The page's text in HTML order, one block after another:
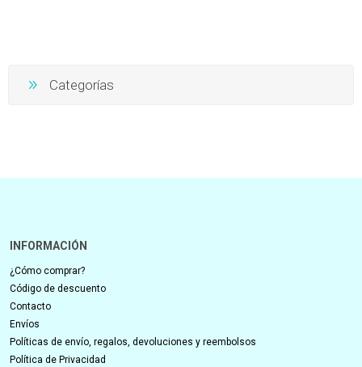
Categorías
INFORMACIÓN
¿Cómo comprar?
Código de descuento
Contacto
Envíos
Políticas de envío, regalos, devoluciones y reembolsos
Política de Privacidad